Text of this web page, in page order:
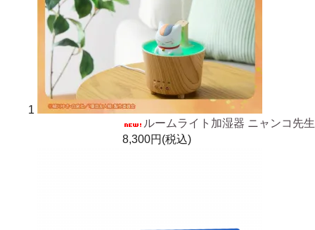
1
ルームライト加湿器 ニャンコ先生
8,300円(税込)